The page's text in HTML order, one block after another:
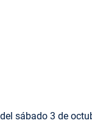
sábado 3 de